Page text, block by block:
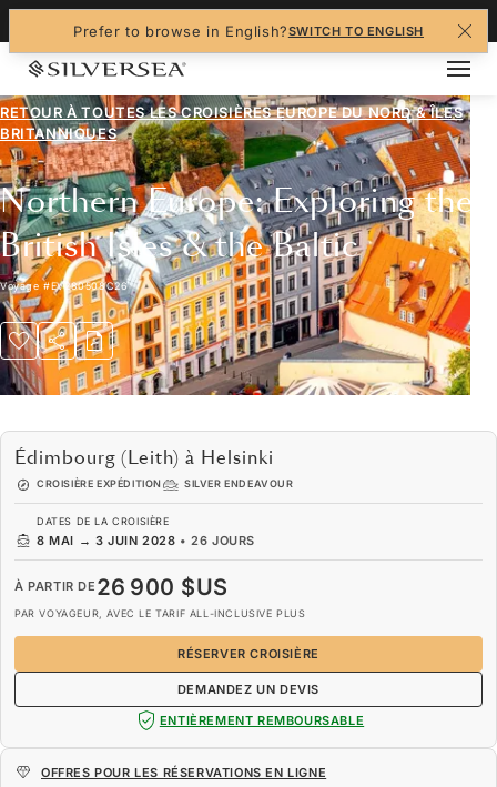
Prefer to browse in English?SWITCH TO ENGLISH
RETOUR À TOUTES LESCROISIÈRES EUROPE DU NORD & ÎLES
BRITANNIQUES
Northern Europe: Exploring the
British Isles & the Baltic
Voyage #EV280508C26
Édimbourg (Leith) à Helsinki
CROISIÈRE EXPÉDITION SILVER ENDEAVOUR
DATES DE LA CROISIÈRE
8 MAI → 3 JUIN 2028 •26 JOURS
À PARTIR DE 26 900 $US
PAR VOYAGEUR, AVEC LE TARIF ALL-INCLUSIVE PLUS
RÉSERVER CROISIÈRE
DEMANDEZ UN DEVIS
ENTIÈREMENT REMBOURSABLE
OFFRES POUR LES RÉSERVATIONS EN LIGNE